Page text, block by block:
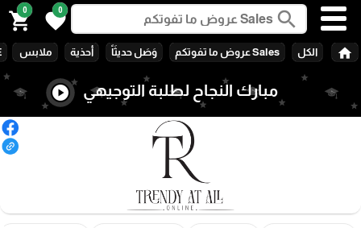
search
0
favorite
0
shopping_cart
home الكل Sales عروض ما تفوتكم وَصَل حديثَاً أحذية ملابس
مبارك النجاح لطلبة التوجيهي play_circle